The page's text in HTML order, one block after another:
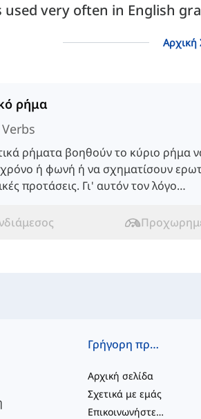
used very often in English
Αρχική
ρήμα
ρήματα βοηθούν το κύριο ρήμα
ή φωνή ή να σχηματίσουν
προτάσεις. Γι' αυτόν τον λόγο
Γρήγορη πρόσβαση
Αρχική σελίδα
Σχετικά με εμάς
Επικοινωνήστε μαζί μας